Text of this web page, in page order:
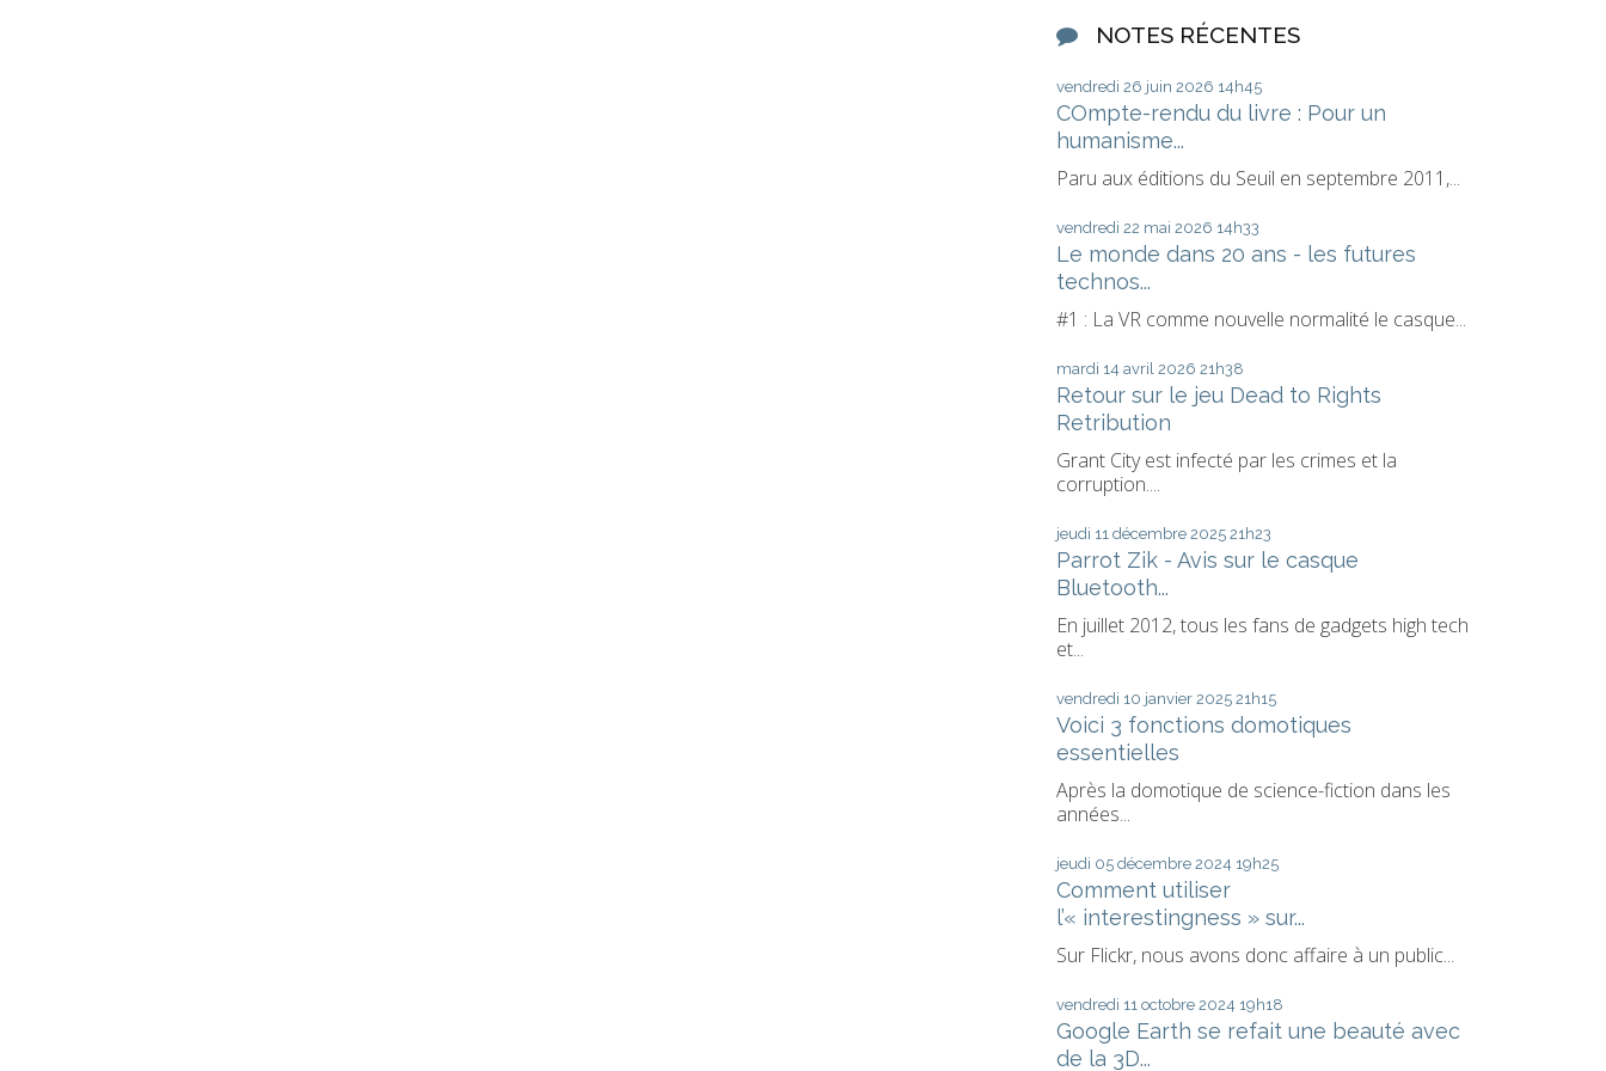
NOTES RÉCENTES
vendredi 26 juin 2026 14h45
COmpte-rendu du livre : Pour un
humanisme...
Paru aux éditions du Seuil en septembre 2011,...
vendredi 22 mai 2026 14h33
Le monde dans 20 ans - les futures
technos...
#1 : La VR comme nouvelle normalité le casque...
mardi 14 avril 2026 21h38
Retour sur le jeu Dead to Rights
Retribution
Grant City est infecté par les crimes et la
corruption....
jeudi 11 décembre 2025 21h23
Parrot Zik - Avis sur le casque
Bluetooth...
En juillet 2012, tous les fans de gadgets high tech
et...
vendredi 10 janvier 2025 21h15
Voici 3 fonctions domotiques
essentielles
Après la domotique de science-fiction dans les
années...
jeudi 05 décembre 2024 19h25
Comment utiliser
l’« interestingness » sur...
Sur Flickr, nous avons donc affaire à un public...
vendredi 11 octobre 2024 19h18
Google Earth se refait une beauté avec
de la 3D...